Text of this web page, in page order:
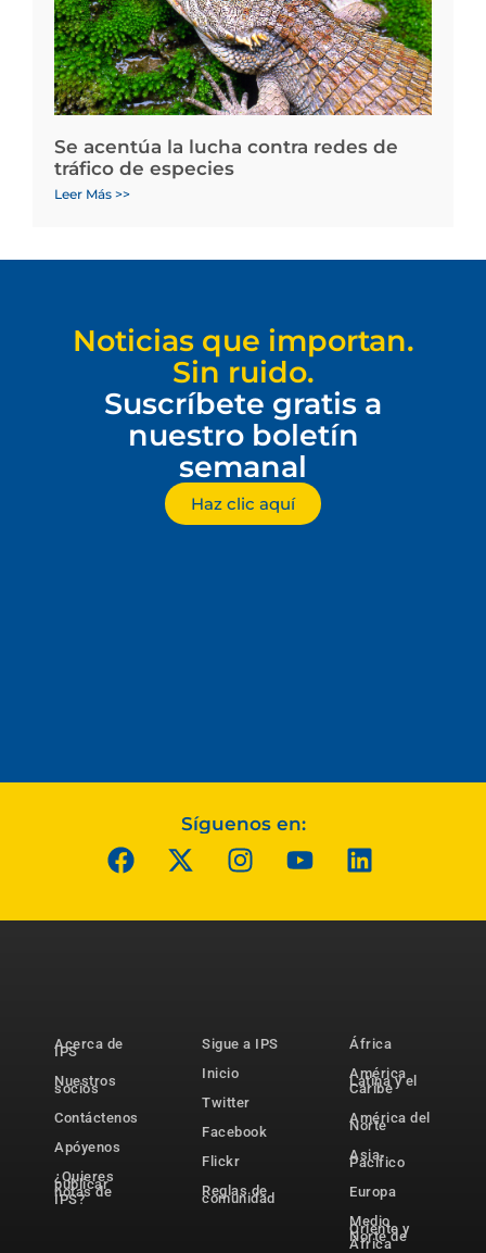
Se acentúa la lucha contra redes de
tráfico de especies
Leer Más >>
Noticias que importan.
Sin ruido.
Suscríbete gratis a
nuestro boletín
semanal
Haz clic aquí
Síguenos en:
Acerca de
IPS
Nuestros
socios
Contáctenos
Apóyenos
¿Quieres
publicar
notas de
IPS?
Sigue a IPS
Inicio
Twitter
Facebook
Flickr
Reglas de
comunidad
África
América
Latina y el
Caribe
América del
Norte
Asia-
Pacífico
Europa
Medio
Oriente y
Norte de
África